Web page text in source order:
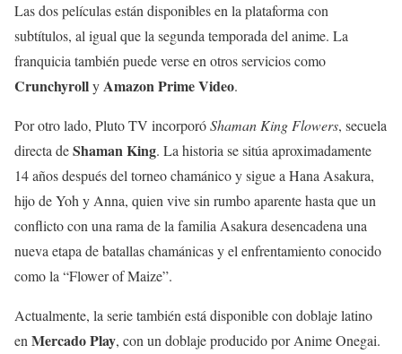
Las dos películas están disponibles en la plataforma con
subtítulos, al igual que la segunda temporada del anime. La
franquicia también puede verse en otros servicios como
CrunchyrollyAmazon Prime Video.
Por otro lado, Pluto TV incorporóShaman King Flowers, secuela
directa deShaman King. La historia se sitúa aproximadamente
14 años después del torneo chamánico y sigue a Hana Asakura,
hijo de Yoh y Anna, quien vive sin rumbo aparente hasta que un
conflicto con una rama de la familia Asakura desencadena una
nueva etapa de batallas chamánicas y el enfrentamiento conocido
como la “Flower of Maize”.
Actualmente, la serie también está disponible con doblaje latino
enMercado Play, con un doblaje producido por Anime Onegai.